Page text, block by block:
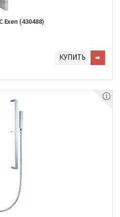
Exen (430488)
КУПИТЬ